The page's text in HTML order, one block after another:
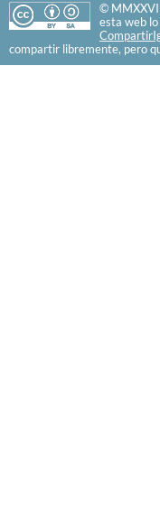
© MMXXVI
esta web lo
compartir libremente, pero